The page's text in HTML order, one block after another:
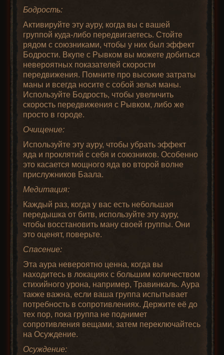
Бодрость:
Активируйте эту ауру, когда вы с вашей
группой куда-либо передвигаетесь. Стойте
рядом с союзниками, чтобы у них был эффект
Бодрости. Вкупе с Рывком вы можете добиться
невероятных показателей скорости
передвижения. Помните про высокие затраты
маны и всегда носите с собой зелья маны.
Используйте Бодрость, чтобы увеличить
скорость передвижения с Рывком, либо же
просто в городе.
Очищение:
Используйте эту ауру, чтобы убрать эффект
яда и проклятий с себя и союзников. Особенно
это касается мощного яда во второй волне
прислужников Баала.
Медитация:
Каждый раз, когда у вас есть небольшая
передышка от битв, используйте эту ауру,
чтобы восстановить ману своей группы. Они
это оценят, поверьте.
Спасение:
Эта аура невероятно ценна, когда вы
находитесь в локациях с большим количеством
стихийного урона, например, Травинкаль. Аура
также важна, если ваша группа испытывает
потребность в сопротивлениях. Держите её до
тех пор, пока группа не поднимет
сопротивления вещами, затем переключайтесь
на Осуждение.
Осуждение: